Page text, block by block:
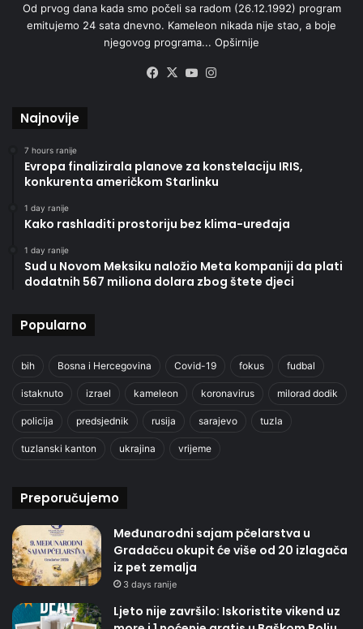
Od prvog dana kada smo počeli sa radom (26.12.1992) program
emitujemo 24 sata dnevno. Kameleon nikada nije stao, a boje
njegovog programa... Opširnije
Facebook
X YouTube
Najnovije
7 hours ranije
Evropa finalizirala planove za konstelaciju IRIS,
konkurenta američkom Starlinku
1 day ranije
Kako rashladiti prostoriju bez klima-uređaja
1 day ranije
Sud u Novom Meksiku naložio Meta kompaniji da plati
dodatnih 567 miliona dolara zbog štete djeci
Popularno
bih Bosna i Hercegovina Covid-19 fokus fudbal
istaknuto izrael kameleon koronavirus milorad dodik
policija predsjednik rusija sarajevo tuzla
tuzlanski kanton ukrajina vrijeme
Preporučujemo
Međunarodni sajam pčelarstva u
Gradačcu okupit će više od 20 izlagača
iz pet zemalja
3 days ranije
Ljeto nije završilo: Iskoristite vikend uz